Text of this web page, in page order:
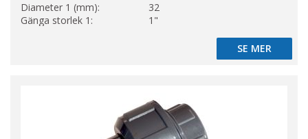
Diameter 1 (mm):
32
Gänga storlek 1:
1"
SE MER
SE MER